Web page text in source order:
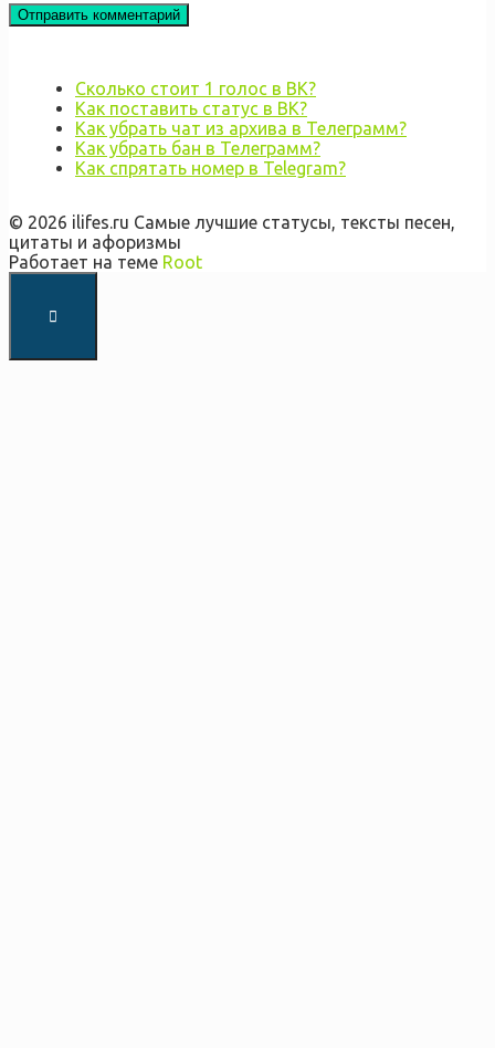
Сколько стоит 1 голос в ВК?
Как поставить статус в ВК?
Как убрать чат из архива в Телеграмм?
Как убрать бан в Телеграмм?
Как спрятать номер в Telegram?
© 2026 ilifes.ru Самые лучшие статусы, тексты песен,
цитаты и афоризмы
Работает на теме Root